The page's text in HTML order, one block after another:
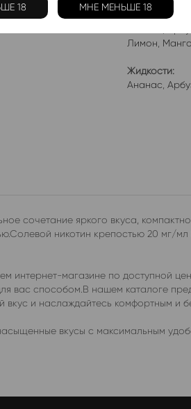
Электронки:
Лимон Манго
Жидкости:
Ананас
сочетание яркого вкуса,
никотин крепостью 20 мг/
интернет-магазине по доступной
вас способом.В нашем каталоге
вкус и наслаждайтесь комфортным и
вкусы с максимальным
18 МНЕ МЕНЬШЕ 18